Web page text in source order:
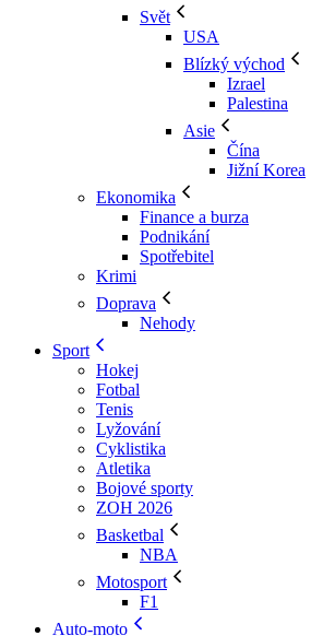
Svět
USA
Blízký východ
Izrael
Palestina
Asie
Čína
Jižní Korea
Ekonomika
Finance a burza
Podnikání
Spotřebitel
Krimi
Doprava
Nehody
Sport
Hokej
Fotbal
Tenis
Lyžování
Cyklistika
Atletika
Bojové sporty
ZOH 2026
Basketbal
NBA
Motosport
F1
Auto-moto